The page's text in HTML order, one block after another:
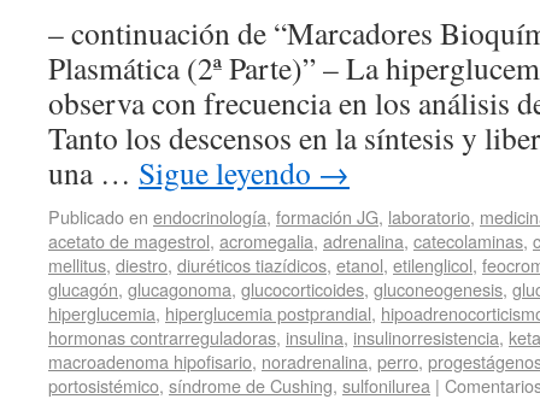
– continuación de “Marcadores
Plasmática (2ª Parte)” – La
observa con frecuencia en los análisis
Tanto los descensos en la síntesis y
una … Sigue leyendo →
Publicado en endocrinología, formación JG, laboratorio,
acetato de magestrol, acromegalia, adrenalina, catecolaminas,
mellitus, diestro, diuréticos tiazídicos, etanol, etilenglicol,
glucagón, glucagonoma, glucocorticoides, gluconeogenesis,
hiperglucemia, hiperglucemia postprandial,
hormonas contrarreguladoras, insulina, insulinorresistencia,
macroadenoma hipofisario, noradrenalina, perro,
portosistémico, síndrome de Cushing, sulfonilurea |